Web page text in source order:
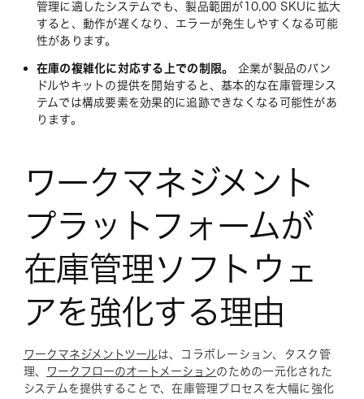
管理に適したシステムでも、製品範囲が10,00 SKUに拡大
すると、動作が遅くなり、エラーが発生しやすくなる可能
性があります。
在庫の複雑化に対応する上での制限。
企業が製品のバン
ドルやキットの提供を開始すると、基本的な在庫管理シス
テムでは構成要素を効果的に追跡できなくなる可能性があ
ります。
ワークマネジメント
プラットフォームが
在庫管理ソフトウェ
アを強化する理由
ワークマネジメントツールは、コラボレーション、タスク管
理、
ワークフローのオートメーションのための一元化された
システムを提供することで、在庫管理プロセスを大幅に強化